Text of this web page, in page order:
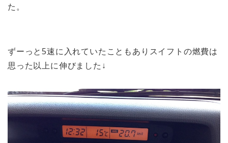
た。
ずーっと5速に入れていたこともありスイフトの燃費は
思った以上に伸びました↓